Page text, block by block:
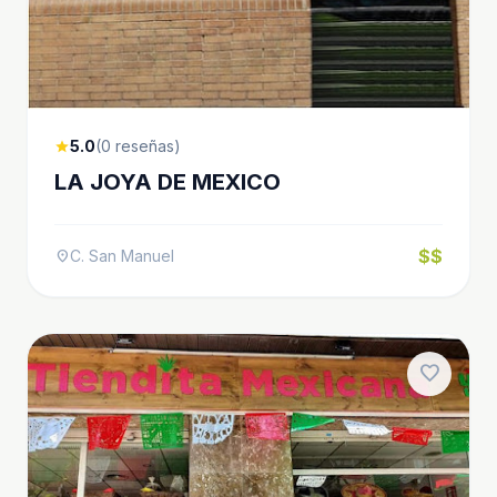
star5.0(0 reseñas)
LA JOYA DE MEXICO
location_onC. San Manuel $$
favorite